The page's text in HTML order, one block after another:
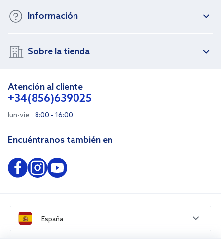
Información
Sobre la tienda
Atención al cliente
+34(856)639025
lun-vie 8:00 - 16:00
Encuéntranos también en
España